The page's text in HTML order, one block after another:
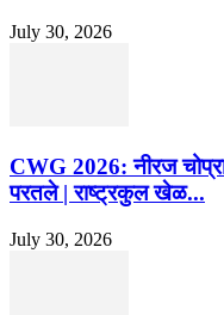
July 30, 2026
CWG 2026: नीरज
परतले | राष्ट्रकुल खेळ...
July 30, 2026